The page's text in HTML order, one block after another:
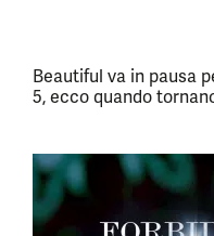
Beautiful va in pausa
5, ecco quando